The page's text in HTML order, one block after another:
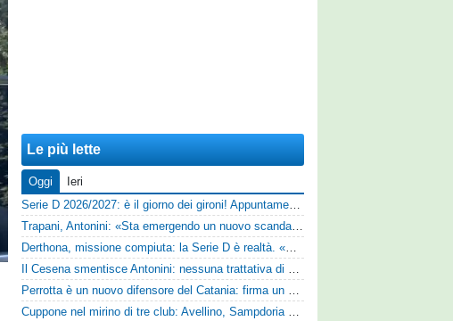
Le più lette
Oggi
Ieri
Serie D 2026/2027: è il giorno dei gironi! Appuntamento fissato
Trapani, Antonini: «Sta emergendo un nuovo scandalo»
Derthona, missione compiuta: la Serie D è realtà. «Siamo una società seria»
Il Cesena smentisce Antonini: nessuna trattativa di cessione
Perrotta è un nuovo difensore del Catania: firma un contratto annuale
Cuppone nel mirino di tre club: Avellino, Sampdoria e Vicenza sull'attaccante dell'Entella